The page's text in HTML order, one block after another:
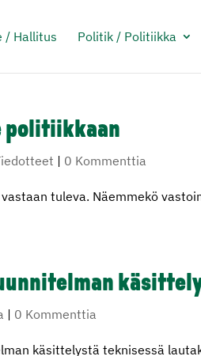
/ Hallitus Politik / Politiikka
politiikkaan
| 0 Kommenttia
tuleva. Näemmekö
| 0 Kommenttia
käsittelystä teknisessä